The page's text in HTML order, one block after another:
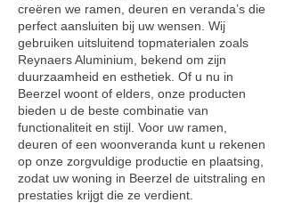
creëren we ramen, deuren en veranda’s die
perfect aansluiten bij uw wensen. Wij
gebruiken uitsluitend topmaterialen zoals
Reynaers Aluminium, bekend om zijn
duurzaamheid en esthetiek. Of u nu in
Beerzel woont of elders, onze producten
bieden u de beste combinatie van
functionaliteit en stijl. Voor uw ramen,
deuren of een woonveranda kunt u rekenen
op onze zorgvuldige productie en plaatsing,
zodat uw woning in Beerzel de uitstraling en
prestaties krijgt die ze verdient.